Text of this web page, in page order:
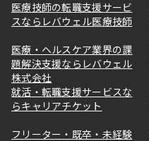
医療技師の転職支援サービ
スならレバウェル医療技師
医療・ヘルスケア業界の課
題解決支援ならレバウェル
株式会社
就活・転職支援サービスな
らキャリアチケット
フリーター・既卒・未経験